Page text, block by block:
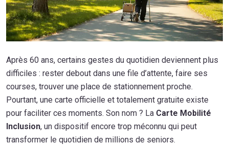
Après 60 ans, certains gestes du quotidien deviennent plus
difficiles : rester debout dans une file d’attente, faire ses
courses, trouver une place de stationnement proche.
Pourtant, une carte officielle et totalement gratuite existe
pour faciliter ces moments. Son nom ? La Carte Mobilité
Inclusion, un dispositif encore trop méconnu qui peut
transformer le quotidien de millions de seniors.